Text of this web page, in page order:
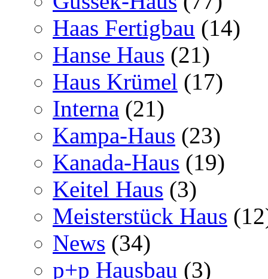
Haas Fertigbau (14)
Hanse Haus (21)
Haus Krümel (17)
Interna (21)
Kampa-Haus (23)
Kanada-Haus (19)
Keitel Haus (3)
Meisterstück Haus
News (34)
p+p Hausbau (3)